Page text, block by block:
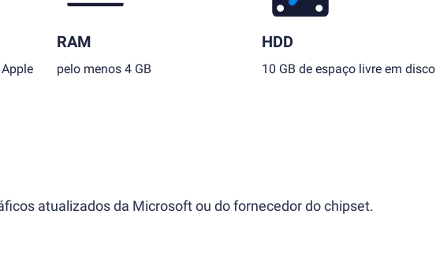
RAM
pelo menos 4 GB
HDD
10 GB de espaço livre em disco
atualizados da Microsoft ou do fornecedor do chipset.